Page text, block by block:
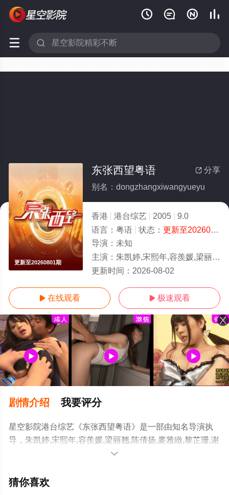
   
 
更新至20260801期
 分享
东张西望粤语
别名：dongzhangxiwangyueyu
香港 港台综艺 2005
9.0
语言： 粤语 状态： 更新至20260801期
导演： 未知
主演： 朱凯婷,宋熙年,容羨媛,梁丽翘,陈倩扬,麥雅緻,黎芷珊,谢霆锋,王祖蓝
更新时间： 2026-08-02
 在线观看  极速观看
剧情介绍 我要评分
星空影院港台综艺《东张西望粤语》是一部由知名导演执
导，朱凯婷,宋熙年,容羨媛,梁丽翘,陈倩扬,麥雅緻,黎芷珊,谢
霆锋,王祖蓝,梁荣忠,古天乐,邓萃雯,蔡一智,蔡一杰,苏志威,
维,林泳淘,利颖怡,阮嘉敏,王殷廷,陈约临,林家栋,刘德华等明

猜你喜欢